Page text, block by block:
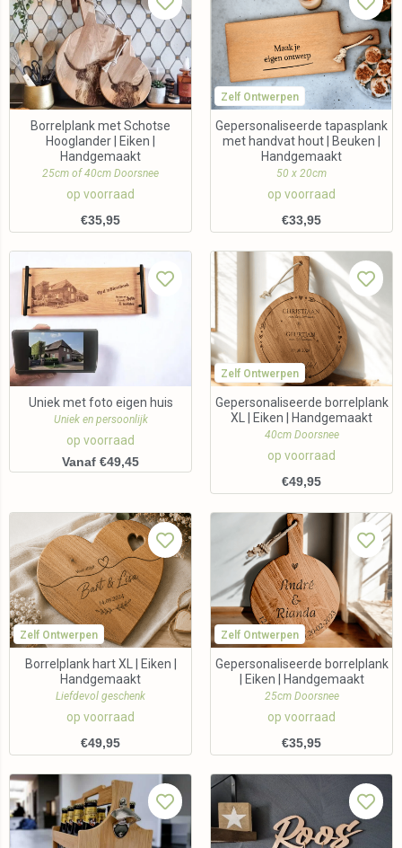
Borrelplank met Schotse
Hooglander | Eiken |
Handgemaakt
25cm of 40cm Doorsnee
op voorraad
€35,95
Zelf Ontwerpen
Gepersonaliseerde tapasplank
met handvat hout | Beuken |
Handgemaakt
50 x 20cm
op voorraad
€33,95
Uniek met foto eigen huis
Uniek en persoonlijk
op voorraad
Vanaf €49,45
Zelf Ontwerpen
Gepersonaliseerde borrelplank
XL | Eiken | Handgemaakt
40cm Doorsnee
op voorraad
€49,95
Zelf Ontwerpen
Borrelplank hart XL | Eiken |
Handgemaakt
Liefdevol geschenk
op voorraad
€49,95
Zelf Ontwerpen
Gepersonaliseerde borrelplank
| Eiken | Handgemaakt
25cm Doorsnee
op voorraad
€35,95